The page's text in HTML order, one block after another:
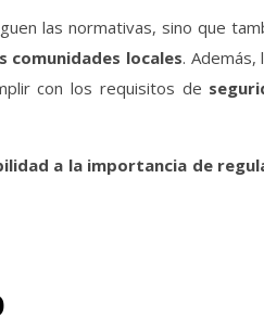
las normativas, sino que
comunidades locales. Además,
con los requisitos de
a la importancia de